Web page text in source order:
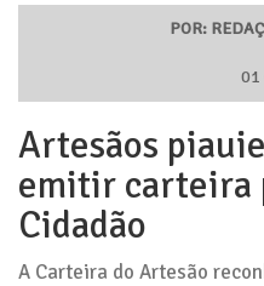
POR:
01
Artesãos
emitir carteira
Cidadão
A Carteira do Artesão